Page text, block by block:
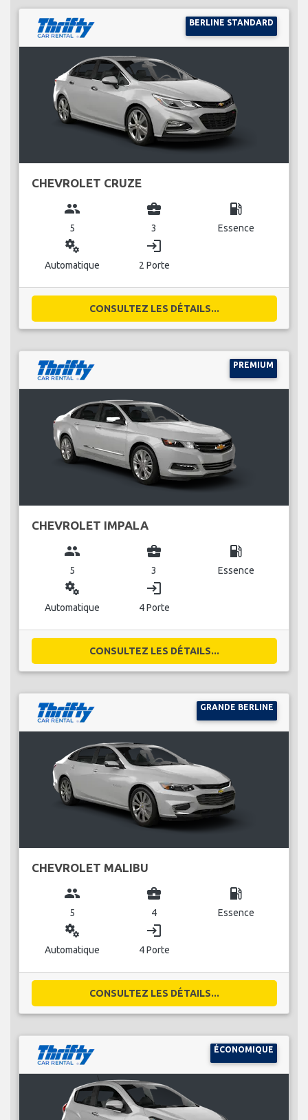
BERLINE STANDARD
CHEVROLET CRUZE
group
5
business_center
3
local_gas_station
Essence
miscellaneous_services
Automatique
login
2 Porte
CONSULTEZ LES DÉTAILS...
PREMIUM
CHEVROLET IMPALA
group
5
business_center
3
local_gas_station
Essence
miscellaneous_services
Automatique
login
4 Porte
CONSULTEZ LES DÉTAILS...
GRANDE BERLINE
CHEVROLET MALIBU
group
5
business_center
4
local_gas_station
Essence
miscellaneous_services
Automatique
login
4 Porte
CONSULTEZ LES DÉTAILS...
ÉCONOMIQUE